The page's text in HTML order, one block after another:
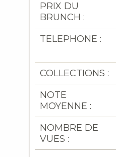
PRIX DU
BRUNCH :
TELEPHONE :
COLLECTIONS :
NOTE
MOYENNE :
NOMBRE DE
VUES :